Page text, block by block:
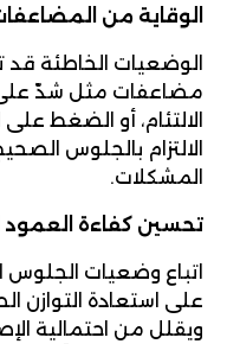
الوقاية من
الوضعيات الخاطئة
مضاعفات مثل شدّ على
الالتئام، أو الضغط
الالتزام بالجلوس
المشكلات.
تحسين كفاءة
اتباع وضعيات الجلوس
على استعادة التوازن
ويقلل من احتمالية